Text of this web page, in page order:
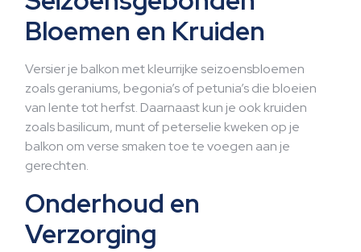
Bloemen en Kruiden
Versier je balkon met kleurrijke seizoensbloemen
zoals geraniums, begonia’s of petunia’s die bloeien
van lente tot herfst. Daarnaast kun je ook kruiden
zoals basilicum, munt of peterselie kweken op je
balkon om verse smaken toe te voegen aan je
gerechten.
Onderhoud en
Verzorging